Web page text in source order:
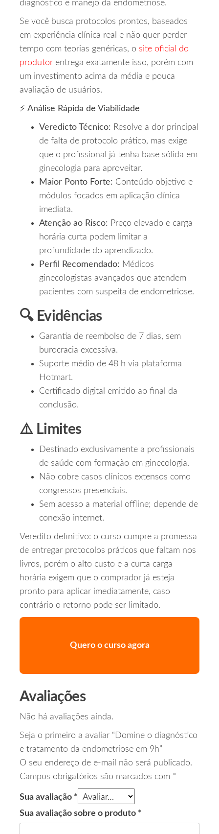
diagnóstico e manejo da endometriose.
Se você busca protocolos prontos, baseados
em experiência clínica real e não quer perder
tempo com teorias genéricas, o site oficial do
produtor entrega exatamente isso, porém com
um investimento acima da média e pouca
avaliação de usuários.
⚡ Análise Rápida de Viabilidade
Veredicto Técnico: Resolve a dor principal
de falta de protocolo prático, mas exige
que o profissional já tenha base sólida em
ginecologia para aproveitar.
Maior Ponto Forte: Conteúdo objetivo e
módulos focados em aplicação clínica
imediata.
Atenção ao Risco: Preço elevado e carga
horária curta podem limitar a
profundidade do aprendizado.
Perfil Recomendado: Médicos
ginecologistas avançados que atendem
pacientes com suspeita de endometriose.
🔍 Evidências
Garantia de reembolso de 7 dias, sem
burocracia excessiva.
Suporte médio de 48 h via plataforma
Hotmart.
Certificado digital emitido ao final da
conclusão.
⚠️ Limites
Destinado exclusivamente a profissionais
de saúde com formação em ginecologia.
Não cobre casos clínicos extensos como
congressos presenciais.
Sem acesso a material offline; depende de
conexão internet.
Veredito definitivo: o curso cumpre a promessa
de entregar protocolos práticos que faltam nos
livros, porém o alto custo e a curta carga
horária exigem que o comprador já esteja
pronto para aplicar imediatamente, caso
contrário o retorno pode ser limitado.
Quero o curso agora
Avaliações
Não há avaliações ainda.
Seja o primeiro a avaliar “Domine o diagnóstico
e tratamento da endometriose em 9h”
O seu endereço de e-mail não será publicado.
Campos obrigatórios são marcados com *
Sua avaliação *
Sua avaliação sobre o produto *